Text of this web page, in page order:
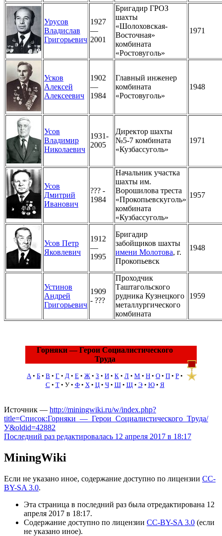
Урусов
Владислав
Григорьевич
1927
—
2001
Бригадир ГРОЗ
шахты
«Шолоховская-
Восточная»
комбината
«Ростовуголь»
1971
Усков
Алексей
Алексеевич
1902
—
1984
Главный инженер
комбината
«Ростовуголь»
1948
Усов
Владимир
Николаевич
1931-
2005
Директор шахты
№5-7 комбината
«Кузбассуголь»
1971
Усов
Дмитрий
Иванович
??? -
1984
Начальник участка
шахты им.
Ворошилова треста
«Прокопьевскуголь»
комбината
«Кузбассуголь»
1957
Усов Петр
Яковлевич
1912
—
1995
Бригадир
забойщиков шахты
имени Молотова, г.
Прокопьевск
1948
Устинов
Андрей
Григорьевич
1909
- ???
Проходчик
Таштагольского
рудника Кузнецкого
металлургического
комбината
1959
Горняки — Герои Социалистического
Труда
А• Б • В • Г • Д • Е • Ж • З • И • К • Л • М • Н • О • П • Р •
С • Т• У• Ф• Х• Ц• Ч• Ш• Щ• Э • Ю• Я
Источник — http://miningwiki.ru/w/index.php?
title=Список:Горняки_—_Герои_Социалистического_Труда/
У&oldid=42882
Последний раз редактировалась 12 апреля 2017 в 18:17
MiningWiki
Если не указано иное, содержание доступно по лицензии CC-
BY-SA 3.0.
Эта страница в последний раз была отредактирована 12
апреля 2017 в 18:17.
Содержание доступно по лицензии CC-BY-SA 3.0 (если
не указано иное).